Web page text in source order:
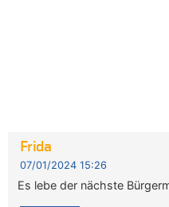
Frida
07/01/2024 15:26
Es lebe der nächste